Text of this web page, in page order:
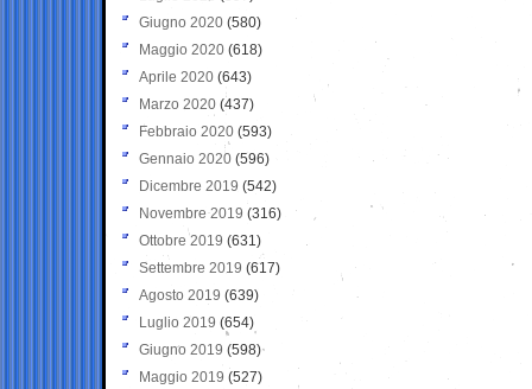
Giugno 2020 (580)
Maggio 2020 (618)
Aprile 2020 (643)
Marzo 2020 (437)
Febbraio 2020 (593)
Gennaio 2020 (596)
Dicembre 2019 (542)
Novembre 2019 (316)
Ottobre 2019 (631)
Settembre 2019 (617)
Agosto 2019 (639)
Luglio 2019 (654)
Giugno 2019 (598)
Maggio 2019 (527)